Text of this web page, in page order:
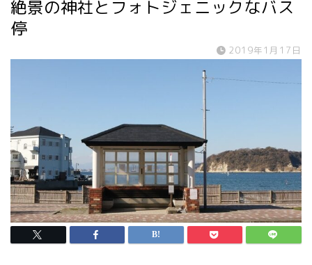
絶景の神社とフォトジェニックなバス
停
2019年1月17日